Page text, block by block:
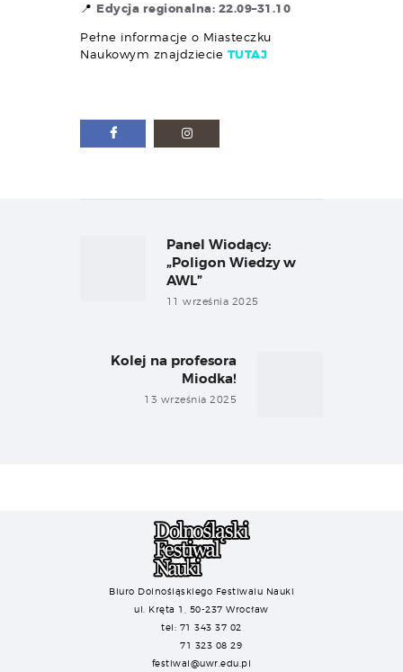
📍 Edycja regionalna: 22.09–31.10
Pełne informacje o Miasteczku
Naukowym znajdziecie TUTAJ
Previous
post:
Panel Wiodący:
„Poligon Wiedzy w
AWL”
11 września 2025
Kolej na profesora
Miodka!
13 września 2025
Biuro Dolnośląskiego Festiwalu Nauki
ul. Kręta 1, 50-237 Wrocław
tel: 71 343 37 02
71 323 08 29
festiwal@uwr.edu.pl